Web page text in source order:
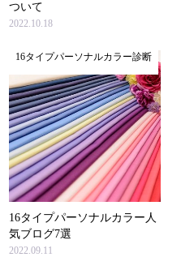
ついて
2022.10.18
16タイプパーソナルカラー診断
16タイプパーソナルカラー人
気ブログ7選
2022.09.11